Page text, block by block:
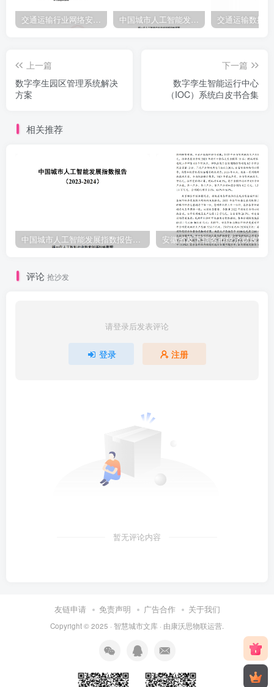
交通运输行业网络安全等级保护定级指南（JTT-904—2023）2023 中国城市人工智能发展指数报告（2023-2024）
上一篇
数字孪生园区管理系统解决
方案
下一篇
数字孪生智能运行中心
（IOC）系统白皮书合集
相关推荐
中国城市人工智能发展指数报告（2023-2024）
评论 抢沙发
请登录后发表评论
登录 注册
暂无评论内容
友链申请 免责声明 广告合作 关于我们
Copyright © 2025 · 智慧城市文库 · 由康沃思物联运营.